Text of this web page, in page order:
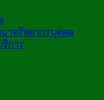
าทรัพยากรบุคคล
ริการ